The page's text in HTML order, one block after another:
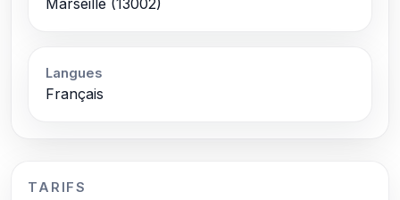
Marseille (13002)
Langues
Français
TARIFS